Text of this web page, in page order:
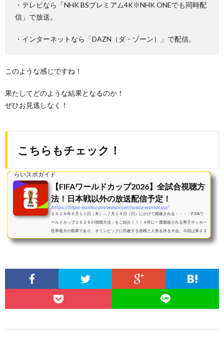
・テレビなら「NHK BSプレミアム4K※NHK ONEでも同時配
信」で放送。
・インターネットなら「DAZN（ダ・ゾーン）」で配信。
このような感じですね！
果たしてどのような結果となるのか！
ぜひお見逃しなく！
こちらもチェック！
らいスポガイド
【FIFAワールドカップ2026】全試合視聴方
法！日本戦以外の放送配信予定！
https://lvspo-guide.com/wdsoccer/russia-worldcup/
２０２６年６月１１日（木）～７月１９日（日）にかけて開催される・・・「FIFAワ
ールドカップ２０２６の視聴方法」をご紹介！！！４年に一度開催される男子サッカー
世界最大の祭典であり、オリンピックに匹敵する規模と人気を誇る大会。今回は第２３
回大会であり、...